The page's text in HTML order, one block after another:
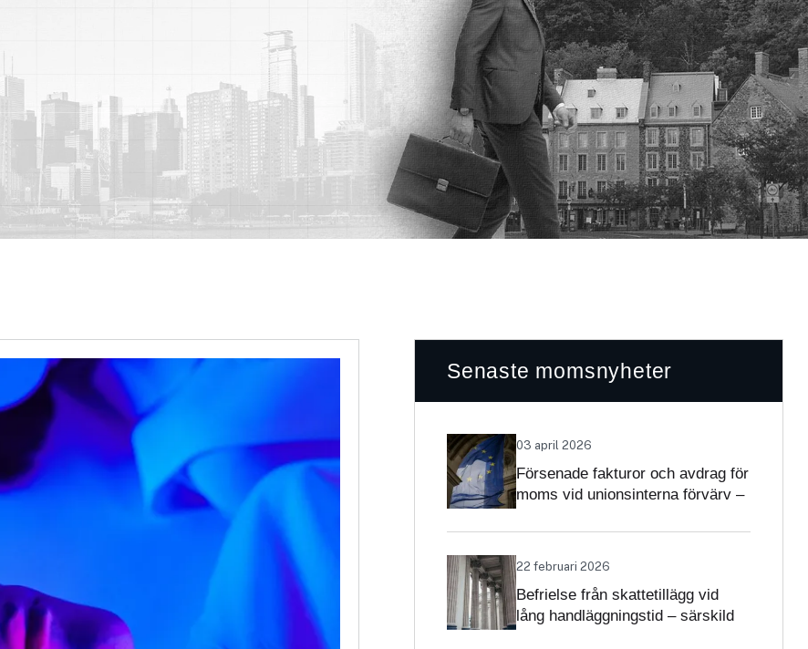
Senaste momsnyheter
03 april 2026
Försenade fakturor och avdrag för
moms vid unionsinterna förvärv –
22 februari 2026
Befrielse från skattetillägg vid
lång handläggningstid – särskild